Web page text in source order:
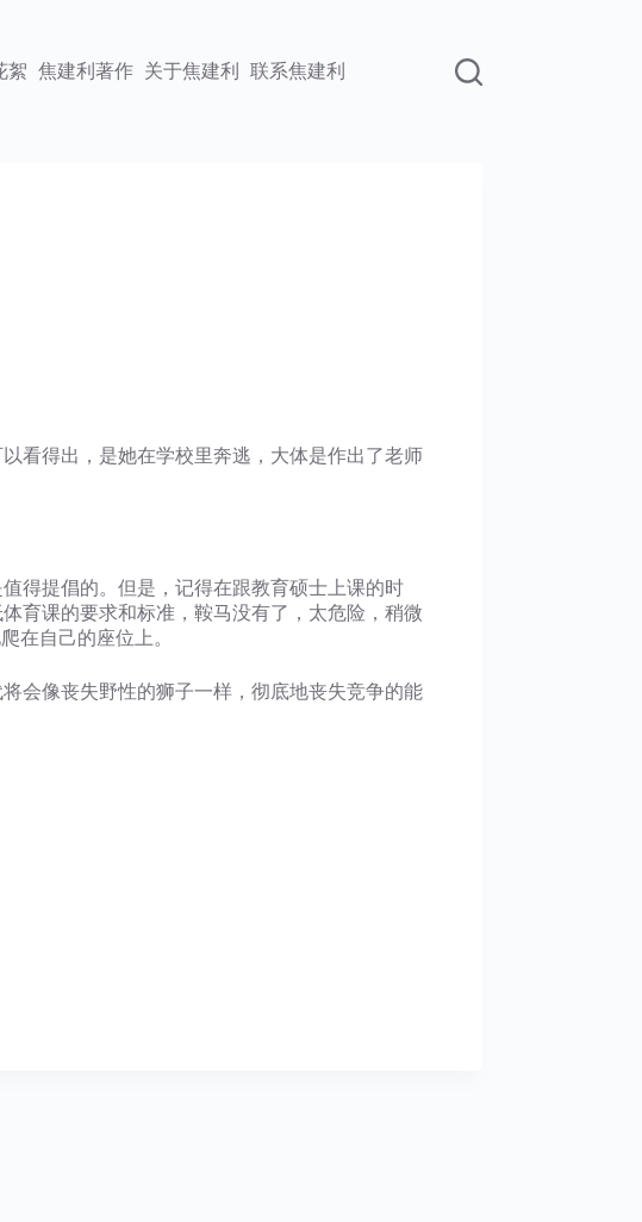
絮 焦建利著作 关于焦建利 联系焦建利
看得出，是她在学校里奔逃，大体是作出了老师
得提倡的。但是，记得在跟教育硕士上课的时
育课的要求和标准，鞍马没有了，太危险，稍微
在自己的座位上。
会像丧失野性的狮子一样，彻底地丧失竞争的能